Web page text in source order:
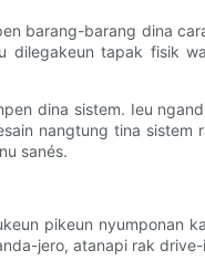
barang-barang dina
tapak fisik
dina sistem. Ieu
nangtung tina sistem
sanés.
pikeun nyumponan
jero, atanapi rak